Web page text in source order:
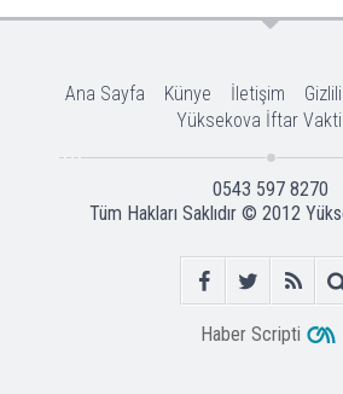
Ana Sayfa Künye İletişim
Yüksekova İftar
0543 597 8270
Tüm Hakları Saklıdır © 2012
Haber Scripti